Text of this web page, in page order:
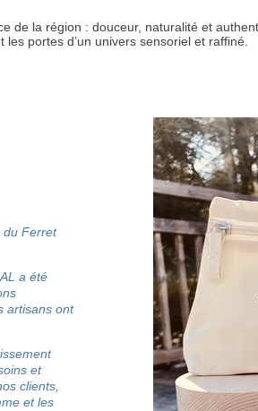
de la région : douceur, naturalité et
portes d’un univers sensoriel et raffiné.
du Ferret
a été
artisans ont
et
clients,
et les